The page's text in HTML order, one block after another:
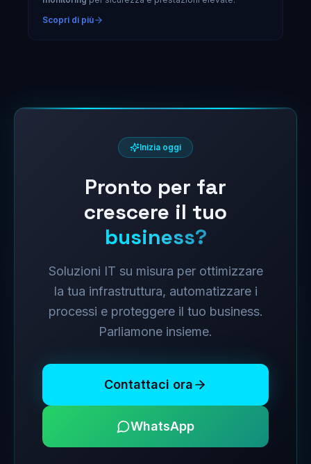
Scopri di più
Inizia oggi
Pronto per far
crescere il tuo
business?
Soluzioni IT su misura per ottimizzare
la tua infrastruttura, automatizzare i
processi e proteggere il tuo business.
Parliamone insieme.
Contattaci ora
WhatsApp